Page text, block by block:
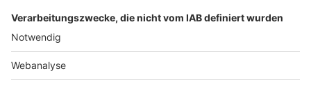
SFV DFB
Nutzungsbedingungen Datenschutz Impressum